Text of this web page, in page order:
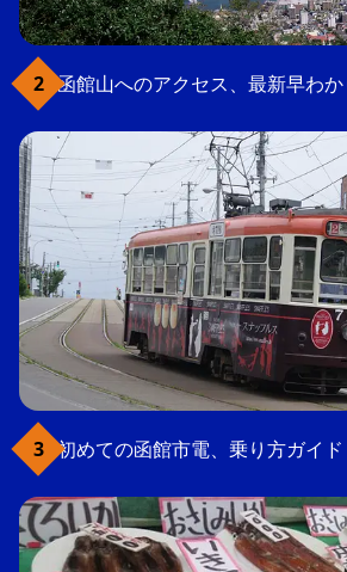
函館山へのアクセス、最新早わ
初めての函館市電、乗り方ガイド